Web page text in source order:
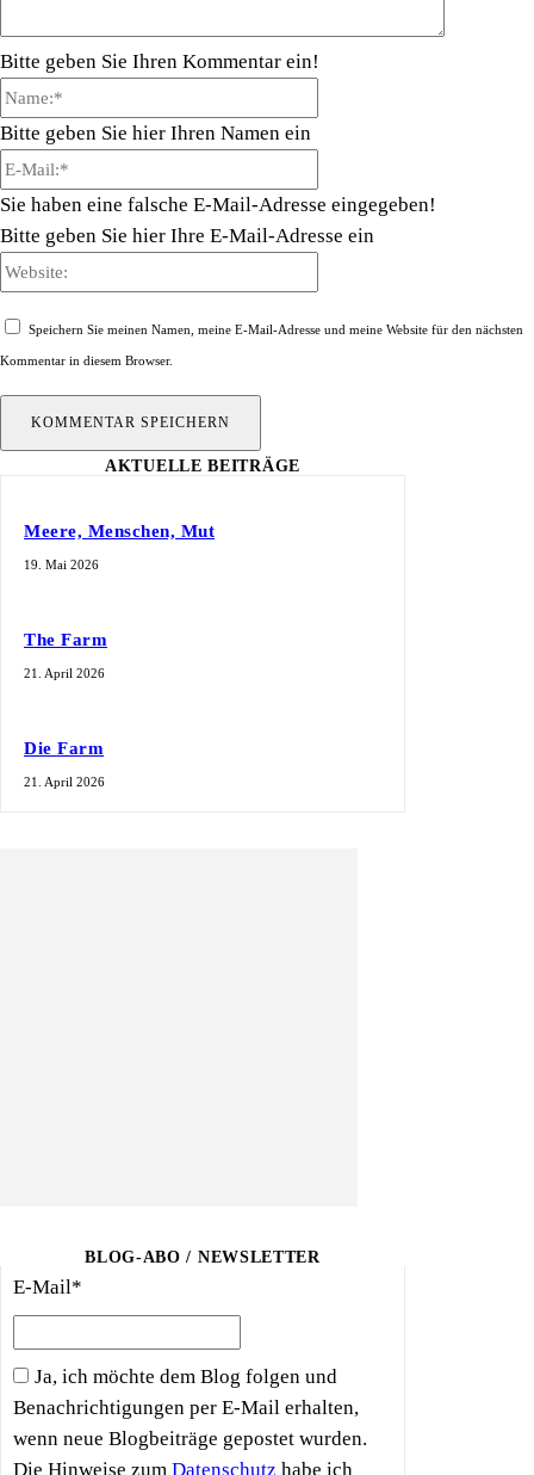
Bitte geben Sie Ihren Kommentar ein!
Bitte geben Sie hier Ihren Namen ein
Mail:*
Sie haben eine falsche E-Mail-Adresse eingegeben!
Bitte geben Sie hier Ihre E-Mail-Adresse ein
Speichern Sie meinen Namen, meine E-Mail-Adresse und meine Website für den nächsten
Kommentar in diesem Browser.
AKTUELLE BEITRÄGE
Meere, Menschen, Mut
19. Mai 2026
The Farm
21. April 2026
Die Farm
21. April 2026
BLOG-ABO / NEWSLETTER
E-Mail*
Ja, ich möchte dem Blog folgen und
Benachrichtigungen per E-Mail erhalten,
wenn neue Blogbeiträge gepostet wurden.
Die Hinweise zum Datenschutz habe ich